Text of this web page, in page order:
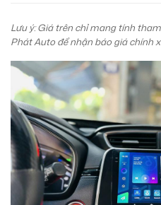
Lưu ý: Giá trên chỉ mang tính
Phát Auto để nhận báo giá chính